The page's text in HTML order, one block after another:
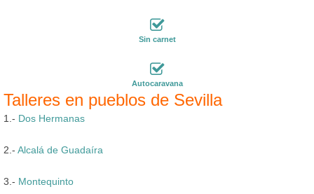
Sin carnet
Autocaravana
Talleres en pueblos de Sevilla
1.- Dos Hermanas
2.- Alcalá de Guadaíra
3.- Montequinto